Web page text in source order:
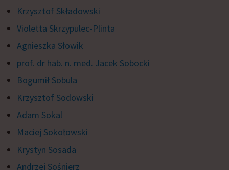
Krzysztof Składowski
Violetta Skrzypulec-Plinta
Agnieszka Słowik
prof. dr hab. n. med. Jacek Sobocki
Bogumił Sobula
Krzysztof Sodowski
Adam Sokal
Maciej Sokołowski
Krystyn Sosada
Andrzej Sośnierz